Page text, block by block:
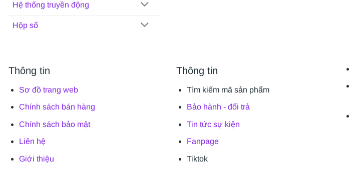
Hệ thống truyền động
Hộp số
Thông tin
Sơ đồ trang web
Chính sách bán hàng
Chính sách bảo mật
Liên hệ
Giới thiệu
Thông tin
Tìm kiếm mã sản phẩm
Bảo hành - đổi trả
Tin tức sự kiện
Fanpage
Tiktok